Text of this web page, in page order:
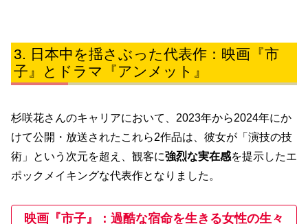
日本中を揺さぶった代表作：映画『市
子』とドラマ『アンメット』
杉咲花さんのキャリアにおいて、2023年から2024年にか
けて公開・放送されたこれら2作品は、彼女が「演技の技
術」という次元を超え、観客に強烈な実在感を提示したエ
ポックメイキングな代表作となりました。
映画『市子』：過酷な宿命を生きる女性の生々